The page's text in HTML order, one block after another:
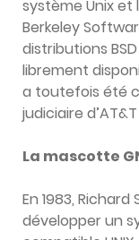
système Unix et
Berkeley
distributions
librement
a toutefois été
judiciaire
La mascotte
En 1983,
développer un